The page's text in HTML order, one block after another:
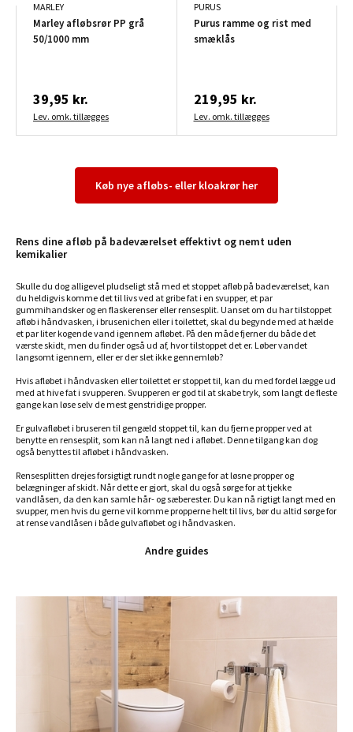
MARLEY
Marley afløbsrør PP grå
50/1000 mm
39,95 kr.
Lev. omk. tillægges
PURUS
Purus ramme og rist med
smæklås
219,95 kr.
Lev. omk. tillægges
Køb nye afløbs- eller kloakrør her
Rens dine afløb på badeværelset effektivt og nemt uden
kemikalier
Skulle du dog alligevel pludseligt stå med et stoppet afløb på badeværelset, kan
du heldigvis komme det til livs ved at gribe fat i en svupper, et par
gummihandsker og en flaskerenser eller rensesplit. Uanset om du har tilstoppet
afløb i håndvasken, i brusenichen eller i toilettet, skal du begynde med at hælde
et par liter kogende vand igennem afløbet. På den måde fjerner du både det
værste skidt, men du finder også ud af, hvor tilstoppet det er. Løber vandet
langsomt igennem, eller er der slet ikke gennemløb?
Hvis afløbet i håndvasken eller toilettet er stoppet til, kan du med fordel lægge ud
med at hive fat i svupperen. Svupperen er god til at skabe tryk, som langt de fleste
gange kan løse selv de mest genstridige propper.
Er gulvafløbet i bruseren til gengæld stoppet til, kan du fjerne propper ved at
benytte en rensesplit, som kan nå langt ned i afløbet. Denne tilgang kan dog
også benyttes til afløbet i håndvasken.
Rensesplitten drejes forsigtigt rundt nogle gange for at løsne propper og
belægninger af skidt. Når dette er gjort, skal du også sørge for at tjekke
vandlåsen, da den kan samle hår- og sæberester. Du kan nå rigtigt langt med en
svupper, men hvis du gerne vil komme propperne helt til livs, bør du altid sørge for
at rense vandlåsen i både gulvafløbet og i håndvasken.
Andre guides